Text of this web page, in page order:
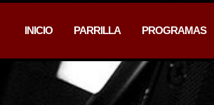
INICIO PARRILLA PROGRAMAS